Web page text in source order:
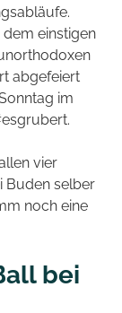
einstigen
abgefeiert
im
vier
Buden selber
noch eine
bei